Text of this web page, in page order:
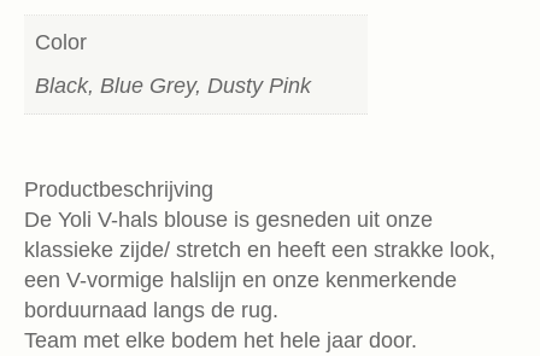
Color
Black, Blue Grey, Dusty Pink
Productbeschrijving
De Yoli V-hals blouse is gesneden uit onze
klassieke zijde/ stretch en heeft een strakke look,
een V-vormige halslijn en onze kenmerkende
borduurnaad langs de rug.
Team met elke bodem het hele jaar door.